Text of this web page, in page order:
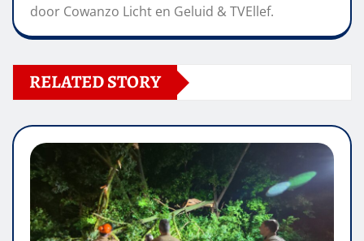
door Cowanzo Licht en Geluid & TVEllef.
RELATED STORY